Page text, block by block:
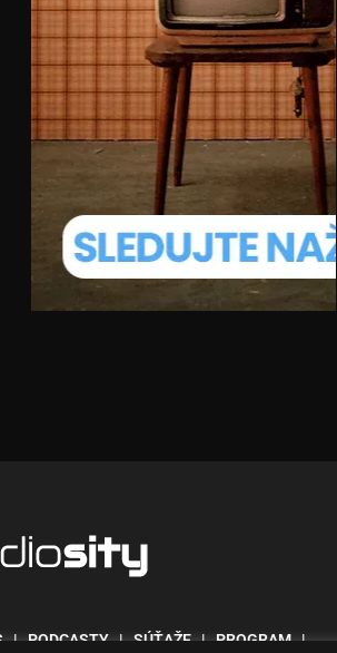
| PODCASTY | SÚŤAŽE | PROGRAM |